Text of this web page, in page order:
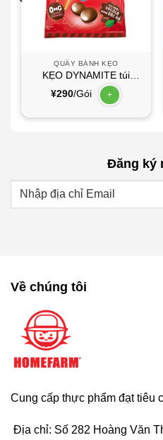
QUẦY BÁNH KẸO
KẸO DYNAMITE túi
¥290/Gói +
Đăng ký
Về chúng tôi
Cung cấp thực phẩm đạt tiêu
Địa chỉ: Số 282 Hoàng Văn